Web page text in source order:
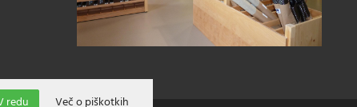
redu Več o piškotkih